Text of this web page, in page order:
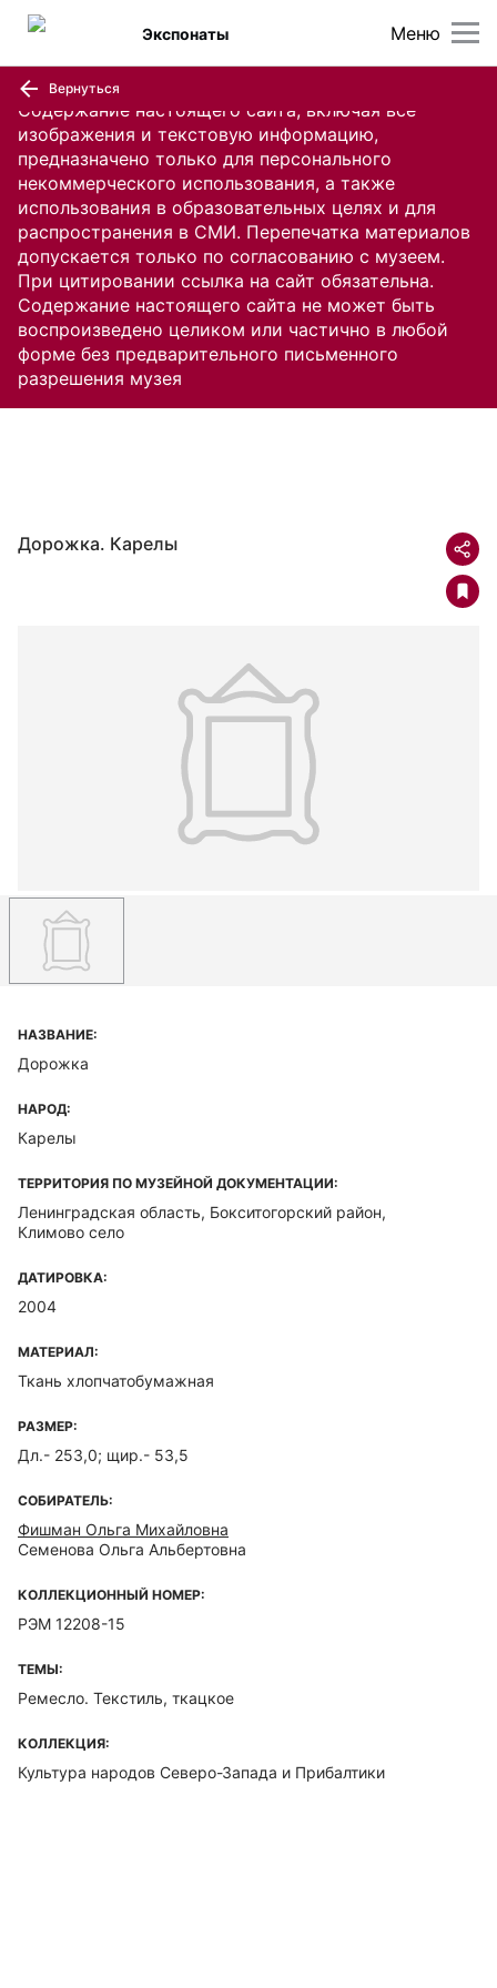
Содержание настоящего сайта, включая все
изображения и текстовую информацию,
предназначено только для персонального
некоммерческого использования, а также
использования в образовательных целях и для
распространения в СМИ. Перепечатка материалов
допускается только по согласованию с музеем.
При цитировании ссылка на сайт обязательна.
Содержание настоящего сайта не может быть
воспроизведено целиком или частично в любой
форме без предварительного письменного
разрешения музея
Меню
Экспонаты
Вернуться
Дорожка. Карелы
НАЗВАНИЕ:
Дорожка
НАРОД:
Карелы
ТЕРРИТОРИЯ ПО МУЗЕЙНОЙ ДОКУМЕНТАЦИИ:
Ленинградская область, Бокситогорский район,
Климово село
ДАТИРОВКА:
2004
МАТЕРИАЛ:
Ткань хлопчатобумажная
РАЗМЕР:
Дл.- 253,0; щир.- 53,5
СОБИРАТЕЛЬ:
Фишман Ольга Михайловна
Семенова Ольга Альбертовна
КОЛЛЕКЦИОННЫЙ НОМЕР:
РЭМ 12208-15
ТЕМЫ:
Ремесло. Текстиль, ткацкое
КОЛЛЕКЦИЯ:
Культура народов Северо-Запада и Прибалтики